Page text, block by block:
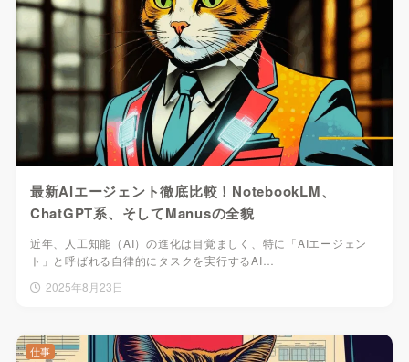
最新AIエージェント徹底比較！NotebookLM、
ChatGPT系、そしてManusの全貌
近年、人工知能（AI）の進化は目覚ましく、特に「AIエージェン
ト」と呼ばれる自律的にタスクを実行するAI…
2025年8月23日
仕事